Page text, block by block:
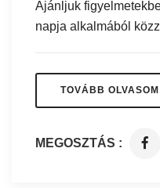
Ajánljuk
napja alkalmából
TOVÁBB OLVASOM
MEGOSZTÁS :